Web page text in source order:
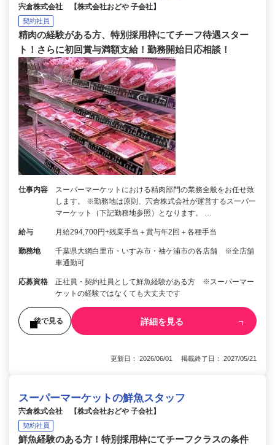
宍倉株式会社 【株式会社おどや 子会社】
契約社員
精肉の経験がある方、特別採用枠にてチーフ待遇スター
ト！さらに初回賞与満額支給！勤務開始日応相談！
仕事内容
スーパーマーケットにおける精肉部門の業務全般をお任せ致
します。 ※勤務地は原則、宍倉株式会社が運営するスーパー
マーケット（下記勤務地参照）となります。 …
給与 月給294,700円+残業手当＋賞与年2回＋各種手当
勤務地
千葉県大網白里市・いすみ市・袖ケ浦市の各店舗 ※全店舗
車通勤可
応募資格
正社員・契約社員として鮮魚経験がある方 ※スーパーマー
ケットの経験ではなくても大丈夫です
後で見る 詳細を見る
更新日： 2026/06/01 掲載終了日： 2027/05/21
スーパーマーケットの鮮魚スタッフ
宍倉株式会社 【株式会社おどや 子会社】
契約社員
鮮魚経験のある方！特別採用枠にてチーフクラスの条件